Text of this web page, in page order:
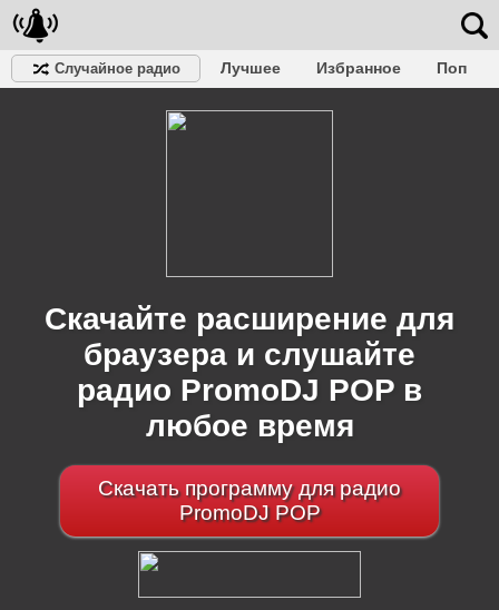
Случайное радио Лучшее Избранное
Поп
Рэп
Скачайте расширение для
браузера и слушайте
радио PromoDJ POP в
любое время
Скачать программу для радио
PromoDJ POP